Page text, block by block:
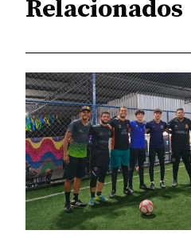
Relacionados